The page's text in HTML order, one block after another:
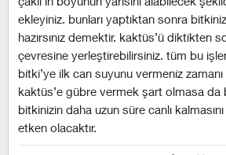
ekleyiniz. bunları yaptıktan sonra
hazırsınız demektir. kaktüs’ü diktikten
çevresine yerleştirebilirsiniz. tüm bu
bitki’ye ilk can suyunu vermeniz
kaktüs’e gübre vermek şart olmasa da
bitkinizin daha uzun süre canlı
etken olacaktır.